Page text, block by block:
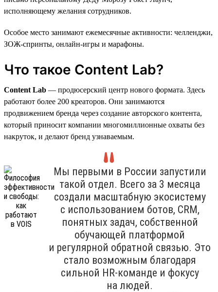
исполняющему желания сотрудников.
Особое место занимают ежемесячные активности: челленджи,
ЗОЖ-спринты, онлайн-игры и марафоны.
Что такое Content Lab?
Content Lab — продюсерский центр нового формата. Здесь
работают более 200 креаторов. Они занимаются
продвижением бренда через создание авторского контента,
который приносит компании многомиллионные охваты без
накруток, и делают бренд узнаваемым.
Мы первыми в России запустили
такой отдел. Всего за 3 месяца
создали масштабную экосистему
с использованием ботов, CRM,
понятных задач, собственной
обучающей платформой
и регулярной обратной связью. Это
стало возможным благодаря
сильной HR-команде и фокусу
на людей.